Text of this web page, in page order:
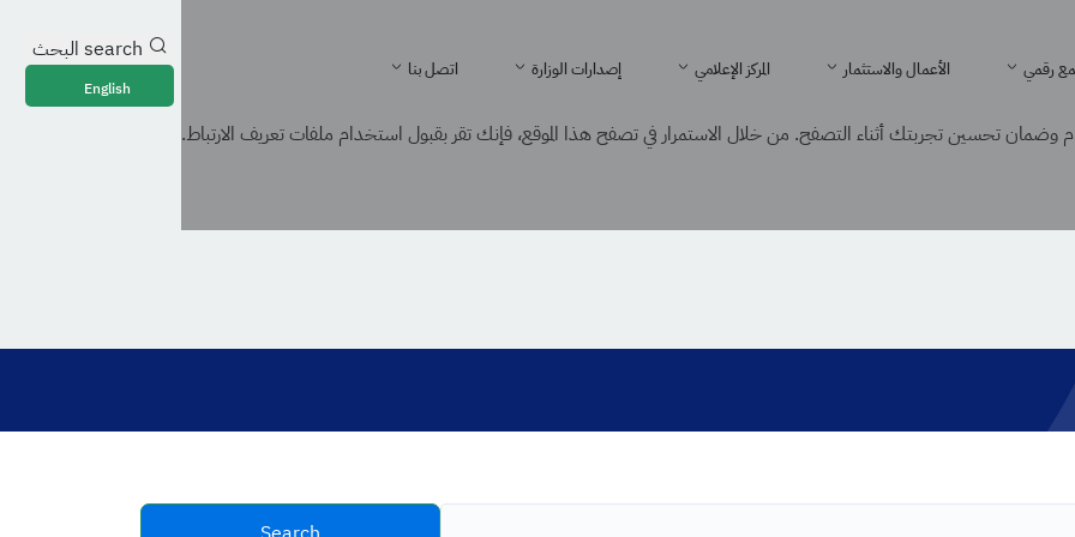
رقمي الأعمال والاستثمار المركز الإعلامي إصدارات الوزارة اتصل بنا
search البحث
English
تحسين تجربتك أثناء التصفح. من خلال الاستمرار في تصفح هذا الموقع، فإنك تقر بقبول استخدام ملفات تعريف الارتباط.